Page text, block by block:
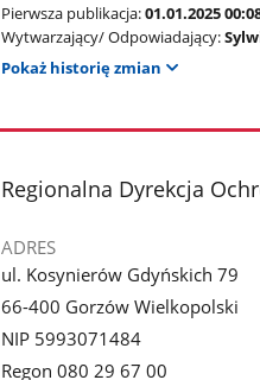
Pierwsza publikacja:01.01.2025
Wytwarzający/ Odpowiadający:
Pokaż historię zmian
stopka
Regionalna Dyrekcja
ADRES
ul. Kosynierów Gdyńskich 79
66-400 Gorzów Wielkopolski
NIP 5993071484
Regon 080 29 67 00